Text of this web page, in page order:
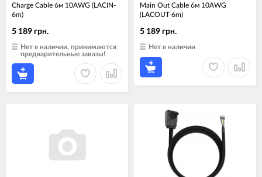
Charge Cable 6м 10AWG (LACIN-
6m)
5 189 грн.
Нет в наличии, принимаются
предварительные заказы!
Main Out Cable 6м 10AWG
(LACOUT-6m)
5 189 грн.
Нет в наличии